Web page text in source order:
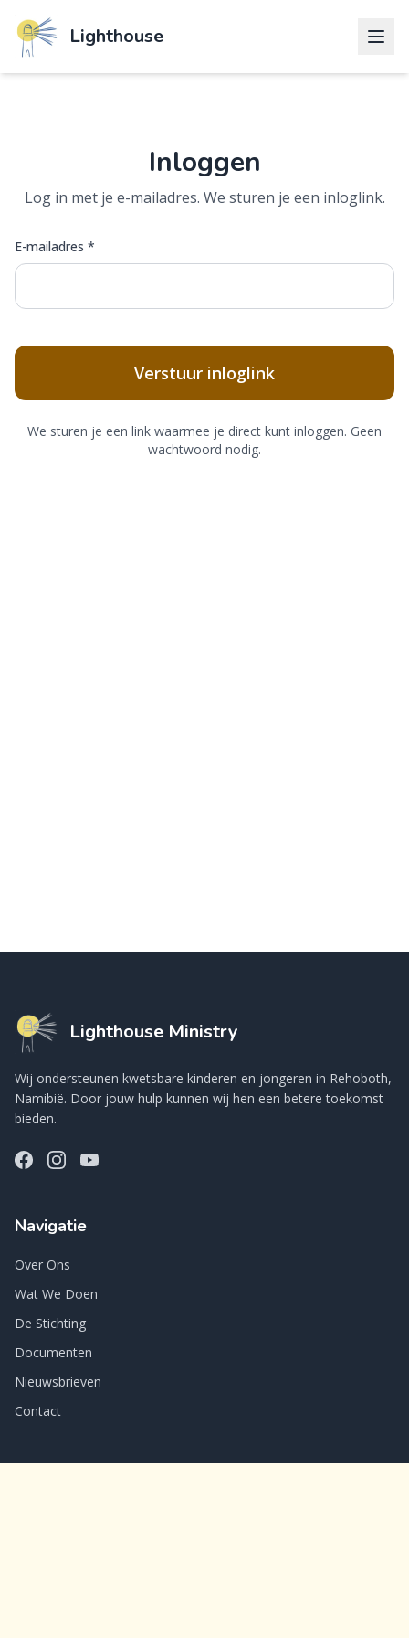
Lighthouse
Inloggen
Log in met je e-mailadres. We sturen je een inloglink.
E-mailadres *
Verstuur inloglink
We sturen je een link waarmee je direct kunt inloggen. Geen
wachtwoord nodig.
Lighthouse Ministry
Wij ondersteunen kwetsbare kinderen en jongeren in Rehoboth,
Namibië. Door jouw hulp kunnen wij hen een betere toekomst
bieden.
Navigatie
Over Ons
Wat We Doen
De Stichting
Documenten
Nieuwsbrieven
Contact